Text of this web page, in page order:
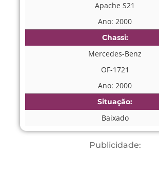
Apache S21
Ano: 2000
Chassi:
Mercedes-Benz
OF-1721
Ano: 2000
Situação:
Baixado
Publicidade: